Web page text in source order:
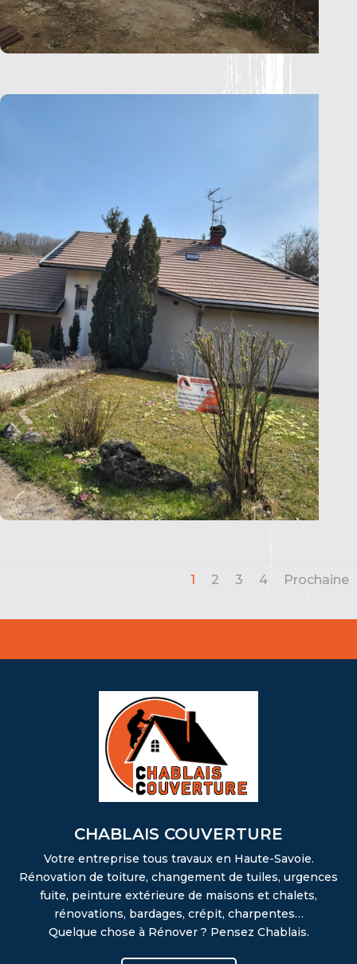
1 2 3 4 Prochaine
CHABLAIS COUVERTURE
Votre entreprise tous travaux en Haute-Savoie.
Rénovation de toiture, changement de tuiles, urgences
fuite, peinture extérieure de maisons et chalets,
rénovations, bardages, crépit, charpentes…
Quelque chose à Rénover ? Pensez Chablais.